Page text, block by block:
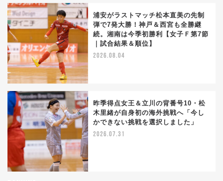
浦安がラストマッチ松本直美の先制
弾で7発大勝！神戸＆西宮も全勝継
続。湘南は今季初勝利【女子Ｆ第7節
｜試合結果＆順位】
2026.08.04
昨季得点女王＆立川の背番号10・松
木里緒が自身初の海外挑戦へ「今し
かできない挑戦を選択しました」
2026.07.31